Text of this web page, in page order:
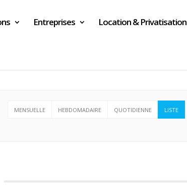
Entreprises Location & Privatisation
MENSUELLE HEBDOMADAIRE QUOTIDIENNE LISTE